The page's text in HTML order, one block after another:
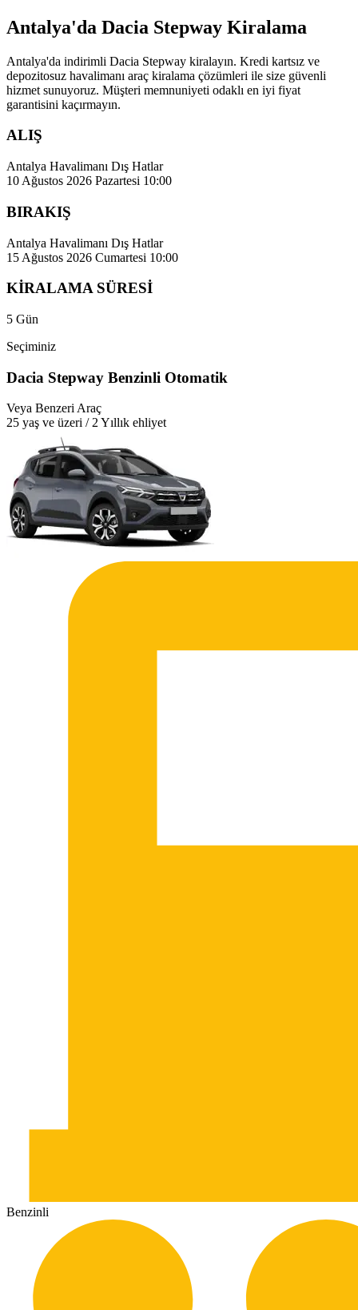
Antalya'da Dacia Stepway Kiralama
Antalya'da indirimli Dacia Stepway kiralayın. Kredi kartsız ve
depozitosuz havalimanı araç kiralama çözümleri ile size güvenli
hizmet sunuyoruz. Müşteri memnuniyeti odaklı en iyi fiyat
garantisini kaçırmayın.
ALIŞ
Antalya Havalimanı Dış Hatlar
10 Ağustos 2026 Pazartesi 10:00
BIRAKIŞ
Antalya Havalimanı Dış Hatlar
15 Ağustos 2026 Cumartesi 10:00
KİRALAMA SÜRESİ
5 Gün
Seçiminiz
Dacia Stepway Benzinli Otomatik
Veya Benzeri Araç
25 yaş ve üzeri / 2 Yıllık ehliyet
Benzinli